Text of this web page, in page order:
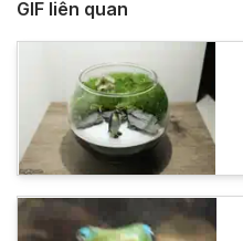
GIF liên quan